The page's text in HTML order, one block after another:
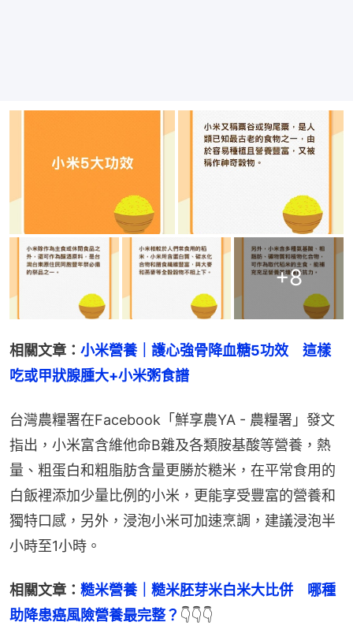
+8
相關文章： 小米營養｜護心強骨降血糖5功效　這樣
吃或甲狀腺腫大+小米粥食譜
台灣農糧署在Facebook「鮮享農YA - 農糧署」發文
指出，小米富含維他命B雜及各類胺基酸等營養，熱
量、粗蛋白和粗脂肪含量更勝於糙米，在平常食用的
白飯裡添加少量比例的小米，更能享受豐富的營養和
獨特口感，另外，浸泡小米可加速烹調，建議浸泡半
小時至1小時。
相關文章： 糙米營養｜糙米胚芽米白米大比併　哪種
助降患癌風險營養最完整？ 👇👇👇